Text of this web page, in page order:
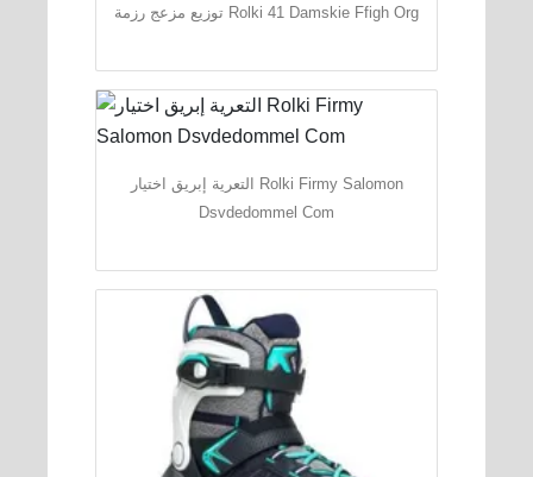
توزيع مزعج رزمة Rolki 41 Damskie Ffigh Org
التعرية إبريق اختيار Rolki Firmy Salomon
Dsvdedommel Com